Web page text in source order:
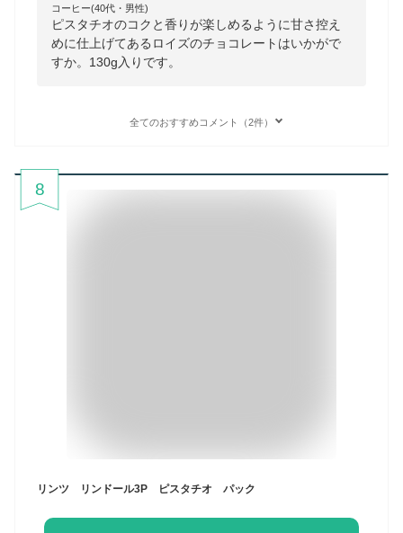
コーヒー(40代・男性)
ピスタチオのコクと香りが楽しめるように甘さ控え
めに仕上げてあるロイズのチョコレートはいかがで
すか。130g入りです。
全てのおすすめコメント（2件）
8
リンツ リンドール3P ピスタチオ パック